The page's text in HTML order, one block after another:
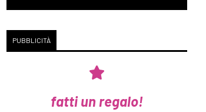
PUBBLICITÀ
fatti un regalo!